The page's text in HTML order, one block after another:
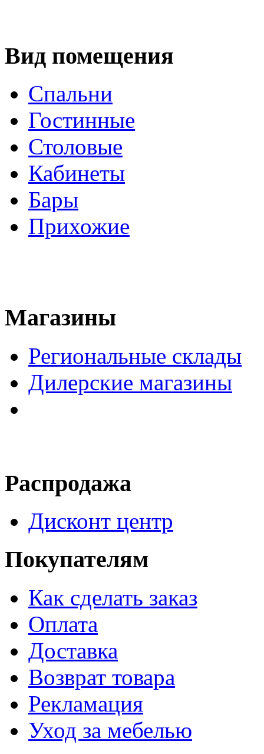
Вид помещения
Спальни
Гостинные
Столовые
Кабинеты
Бары
Прихожие
Магазины
Региональные склады
Дилерские магазины
Распродажа
Дисконт центр
Покупателям
Как сделать заказ
Оплата
Доставка
Возврат товара
Рекламация
Уход за мебелью